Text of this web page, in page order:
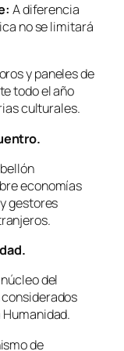
A diferencia
no se limitará
y paneles de
todo el año
culturales.
economías
gestores
del
de